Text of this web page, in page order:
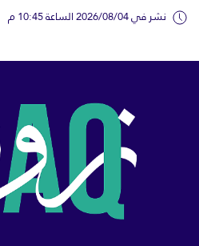
نشر في 2026/08/04 الساعة 10:45 م